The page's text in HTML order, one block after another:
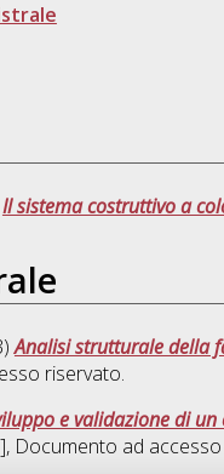
Il sistema costruttivo a
Analisi strutturale della
riservato.
e validazione di
, Documento ad